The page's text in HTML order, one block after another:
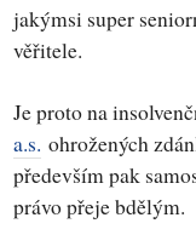
jakýmsi super
věřitele.
Je proto na
a.s. ohrožených
především pak
právo přeje bdělým.